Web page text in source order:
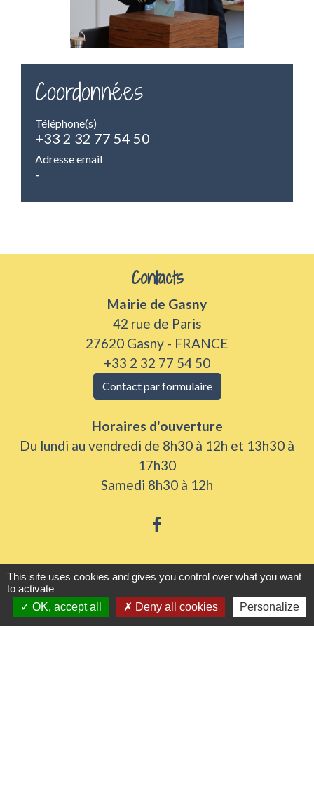
Coordonnées
Téléphone(s)
+33 2 32 77 54 50
Adresse email
-
Contacts
Mairie de Gasny
42 rue de Paris
27620 Gasny - FRANCE
+33 2 32 77 54 50
Contact par formulaire
Horaires d'ouverture
Du lundi au vendredi de 8h30 à 12h et 13h30 à
17h30
Samedi 8h30 à 12h
Liens utiles
Seine Normandie Agglomération
This site uses cookies and gives you control over what you want
to activate
OK, accept all
Deny all cookies Personalize